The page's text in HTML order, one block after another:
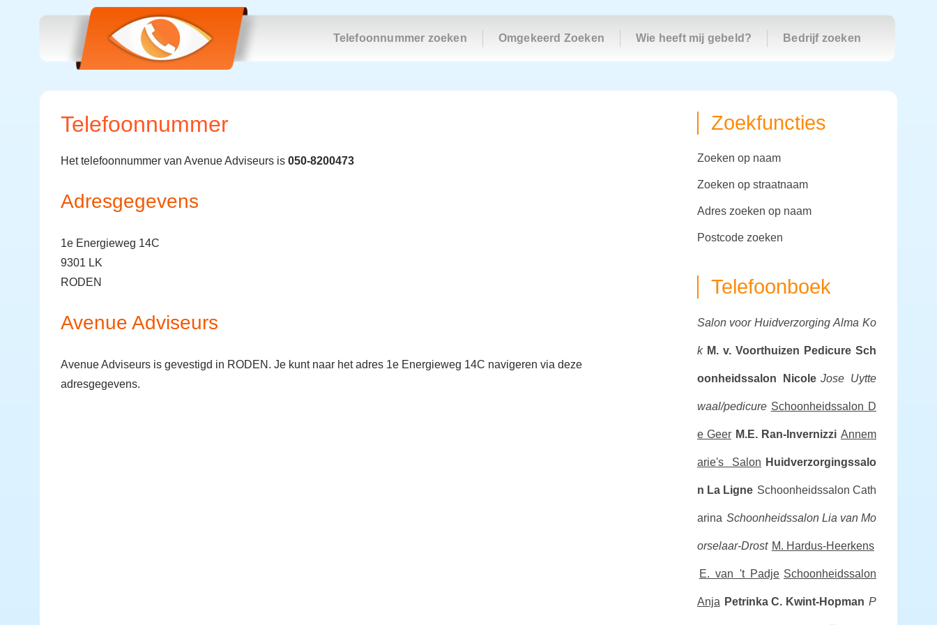
Telefoonnummer zoeken Omgekeerd Zoeken Wie heeft mij gebeld? Bedrijf zoeken
Telefoonnummer
Het telefoonnummer van Avenue Adviseurs is 050-8200473
Adresgegevens
1e Energieweg 14C
9301 LK
RODEN
Avenue Adviseurs
Avenue Adviseurs is gevestigd in RODEN. Je kunt naar het adres 1e Energieweg 14C navigeren via deze
adresgegevens.
Zoekfuncties
zoeken op naam
zoeken op straatnaam
adres zoeken op naam
postcode zoeken
Telefoonboek
Salon voor Huidverzorging Alma Ko
k M. v. Voorthuizen Pedicure Sch
oonheidssalon Nicole Jose Uytte
waal/pedicure Schoonheidssalon D
e Geer M.E. Ran-Invernizzi Annem
arie's Salon Huidverzorgingssalo
n La Ligne Schoonheidssalon Cath
arina Schoonheidssalon Lia van Mo
orselaar-Drost M. Hardus-Heerkens
E. van 't Padje Schoonheidssalon
Anja Petrinka C. Kwint-Hopman P